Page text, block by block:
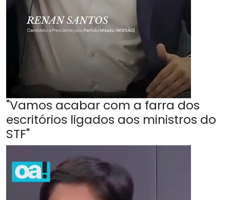
"Vamos acabar com a farra dos
escritórios ligados aos ministros do
STF"